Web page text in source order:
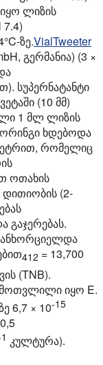
ლიზის
7.4)
ზე.VialTweeter
გერმანია) (3 ×
სუპერნატანტი
(10 მმ)
1 მლ ლიზის
ხდებოდა
რომელიც
ოთახის
დითიობის (2-
გაჯერებას.
412 = 13,700
(TNB).
იყო E.
6,7 × 10-15
კულტურა).